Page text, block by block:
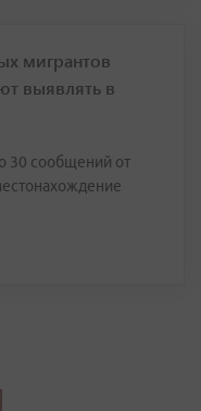
мигрантов
выявлять в
30 сообщений от